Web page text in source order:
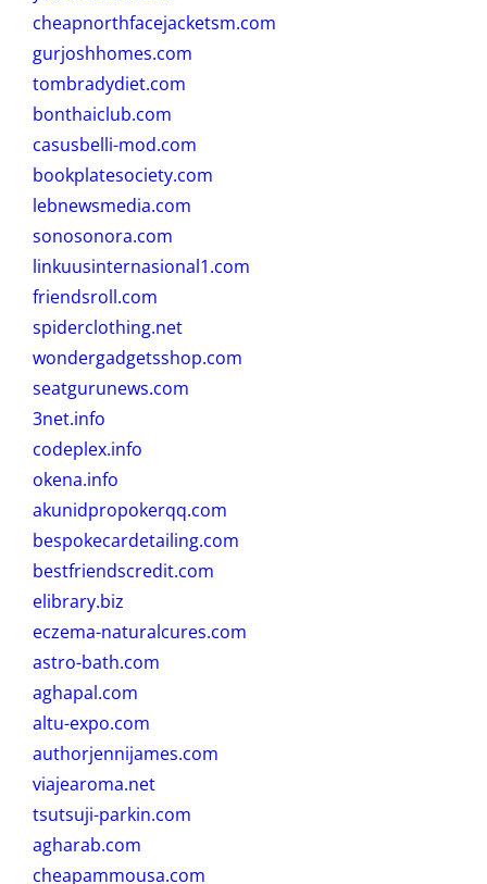
cheapnorthfacejacketsm.com
gurjoshhomes.com
tombradydiet.com
bonthaiclub.com
casusbelli-mod.com
bookplatesociety.com
lebnewsmedia.com
sonosonora.com
linkuusinternasional1.com
friendsroll.com
spiderclothing.net
wondergadgetsshop.com
seatgurunews.com
3net.info
codeplex.info
okena.info
akunidpropokerqq.com
bespokecardetailing.com
bestfriendscredit.com
elibrary.biz
eczema-naturalcures.com
astro-bath.com
aghapal.com
altu-expo.com
authorjennijames.com
viajearoma.net
tsutsuji-parkin.com
agharab.com
cheapammousa.com